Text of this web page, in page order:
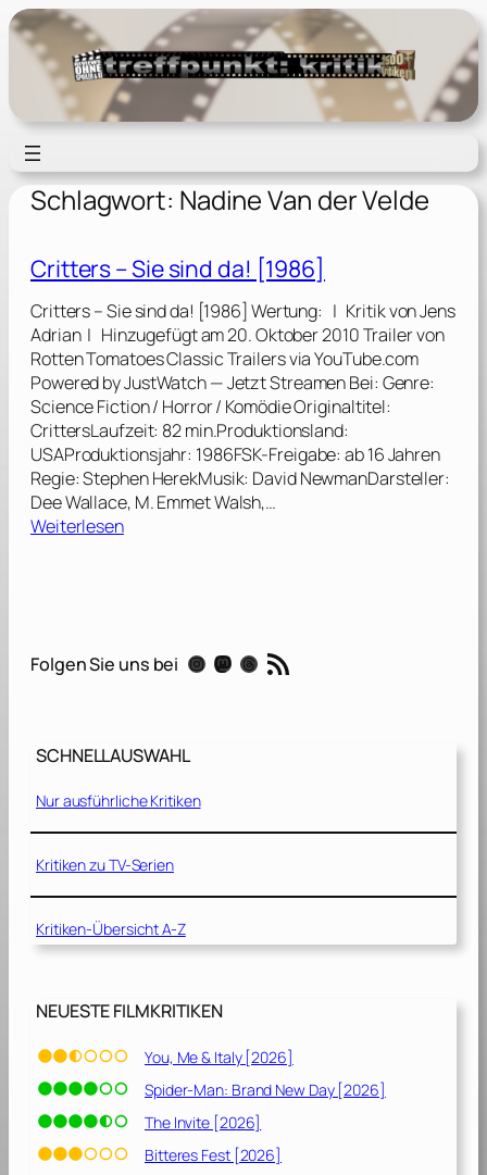
Zum
Inhalt
springen
Schlagwort: Nadine Van der Velde
Critters – Sie sind da! [1986]
Critters – Sie sind da! [1986] Wertung: | Kritik von Jens
Adrian | Hinzugefügt am 20. Oktober 2010 Trailer von
Rotten Tomatoes Classic Trailers via YouTube.com
Powered by JustWatch — Jetzt Streamen Bei: Genre:
Science Fiction / Horror / Komödie Originaltitel:
CrittersLaufzeit: 82 min.Produktionsland:
USAProduktionsjahr: 1986FSK-Freigabe: ab 16 Jahren
Regie: Stephen HerekMusik: David NewmanDarsteller:
Dee Wallace, M. Emmet Walsh,…
Weiterlesen:
e
S
e
s
i
d
a
[
9
6
]
Folgen Sie uns bei Instagram Mastodon Threads RSS-Feed
SCHNELLAUSWAHL
Nur ausführliche Kritiken
Kritiken zu TV-Serien
Kritiken-Übersicht A-Z
NEUESTE FILMKRITIKEN
You, Me & Italy [2026]
Spider-Man: Brand New Day [2026]
The Invite [2026]
Bitteres Fest [2026]